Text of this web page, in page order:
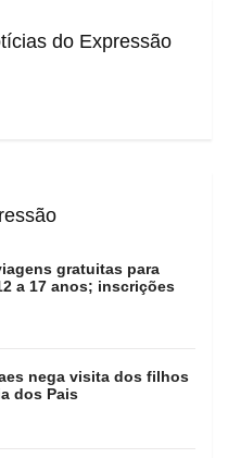
do Expressão
gratuitas para
a 17 anos; inscrições
nega visita dos filhos
dos Pais